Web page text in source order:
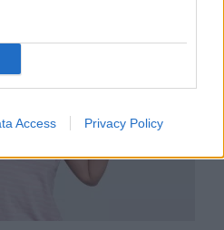
Access Privacy Policy